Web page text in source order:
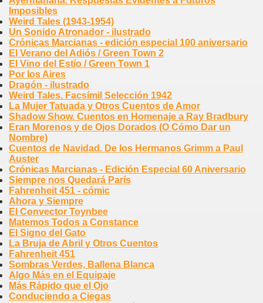
Imposibles
Weird Tales (1943-1954)
Un Sonido Atronador - ilustrado
Crónicas Marcianas - edición especial 100 aniversario
El Verano del Adiós / Green Town 2
El Vino del Estío / Green Town 1
Por los Aires
Dragón - ilustrado
Weird Tales. Facsímil Selección 1942
La Mujer Tatuada y Otros Cuentos de Amor
Shadow Show. Cuentos en Homenaje a Ray Bradbury
Eran Morenos y de Ojos Dorados (O Cómo Dar un
Nombre)
Cuentos de Navidad. De los Hermanos Grimm a Paul
Auster
Crónicas Marcianas - Edición Especial 60 Aniversario
Siempre nos Quedará París
Fahrenheit 451 - cómic
Ahora y Siempre
El Convector Toynbee
Matemos Todos a Constance
El Signo del Gato
La Bruja de Abril y Otros Cuentos
Fahrenheit 451
Sombras Verdes, Ballena Blanca
Algo Más en el Equipaje
Más Rápido que el Ojo
Conduciendo a Ciegas